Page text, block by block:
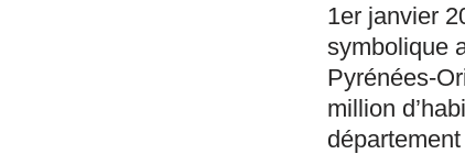
1er janvier
symbolique
Pyrénées-
million